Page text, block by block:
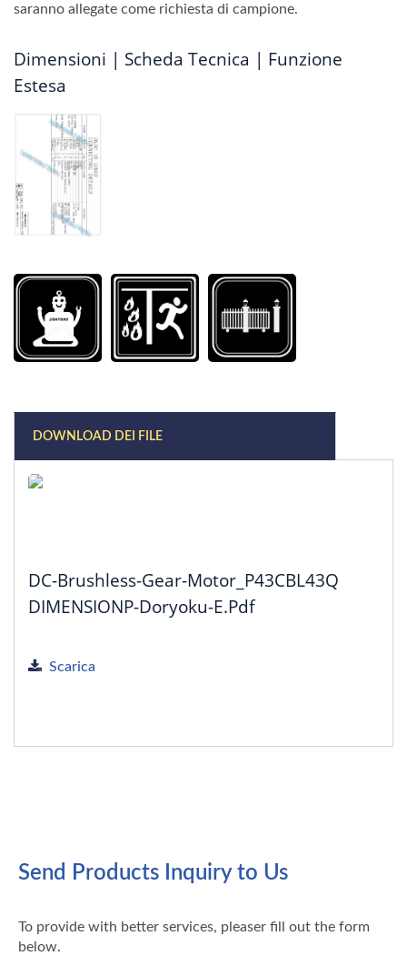
saranno allegate come richiesta di campione.
Dimensioni | Scheda Tecnica | Funzione
Estesa
DOWNLOAD DEI FILE
DC-Brushless-Gear-Motor_P43CBL43Q
DIMENSIONP-Doryoku-E.pdf
Scarica